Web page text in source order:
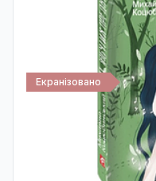
Екранізовано